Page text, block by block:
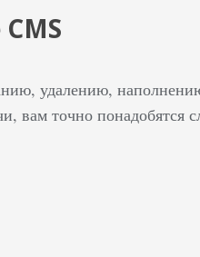
удалению,
вам точно понадобятся